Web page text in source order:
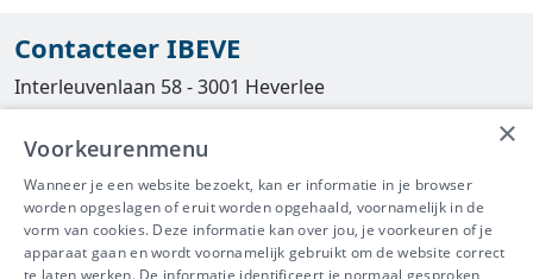
Contacteer IBEVE
Interleuvenlaan 58 - 3001 Heverlee
016/390490
info@ibeve.be
asbest@ibeve.be
×
Voorkeurenmenu
Wanneer je een website bezoekt, kan er informatie in je browser
worden opgeslagen of eruit worden opgehaald, voornamelijk in de
vorm van cookies. Deze informatie kan over jou, je voorkeuren of je
apparaat gaan en wordt voornamelijk gebruikt om de website correct
te laten werken. De informatie identificeert je normaal gesproken